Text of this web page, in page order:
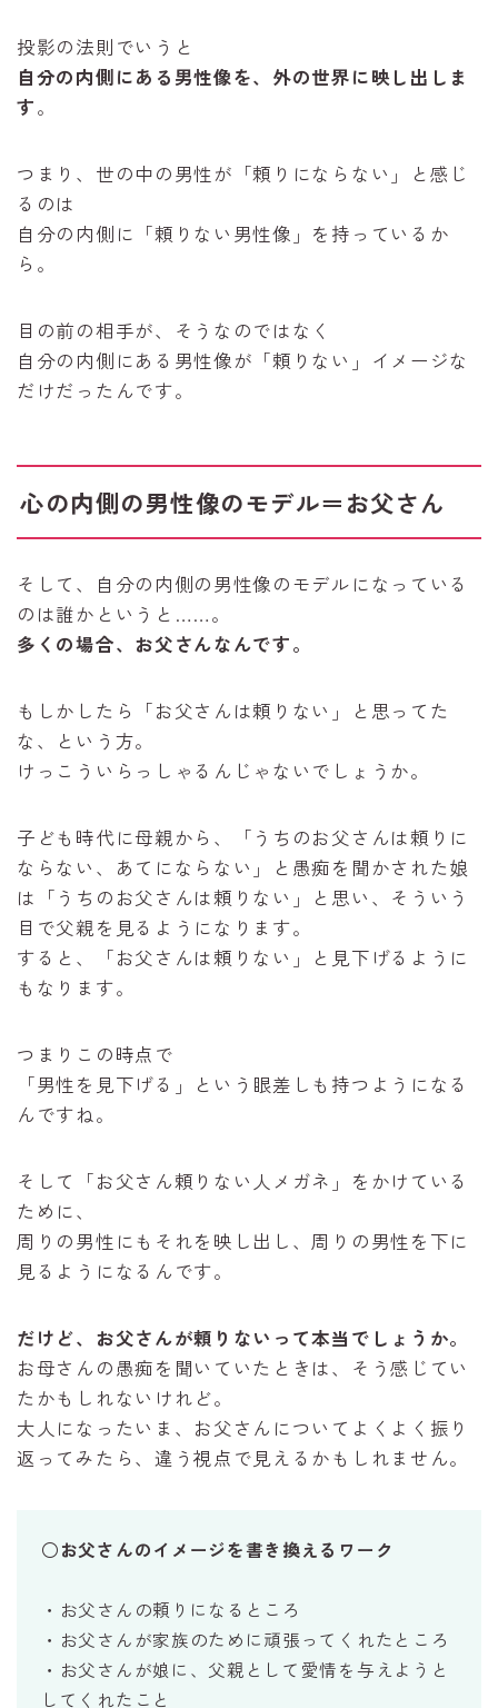
投影の法則でいうと
自分の内側にある男性像を、外の世界に映し出しま
す。
つまり、世の中の男性が「頼りにならない」と感じ
るのは
自分の内側に「頼りない男性像」を持っているか
ら。
目の前の相手が、そうなのではなく
自分の内側にある男性像が「頼りない」イメージな
だけだったんです。
心の内側の男性像のモデル＝お父さん
そして、自分の内側の男性像のモデルになっている
のは誰かというと……。
多くの場合、お父さんなんです。
もしかしたら「お父さんは頼りない」と思ってた
な、という方。
けっこういらっしゃるんじゃないでしょうか。
子ども時代に母親から、「うちのお父さんは頼りに
ならない、あてにならない」と愚痴を聞かされた娘
は「うちのお父さんは頼りない」と思い、そういう
目で父親を見るようになります。
すると、「お父さんは頼りない」と見下げるように
もなります。
つまりこの時点で
「男性を見下げる」という眼差しも持つようになる
んですね。
そして「お父さん頼りない人メガネ」をかけている
ために、
周りの男性にもそれを映し出し、周りの男性を下に
見るようになるんです。
だけど、お父さんが頼りないって本当でしょうか。
お母さんの愚痴を聞いていたときは、そう感じてい
たかもしれないけれど。
大人になったいま、お父さんについてよくよく振り
返ってみたら、違う視点で見えるかもしれません。
○お父さんのイメージを書き換えるワーク
・お父さんの頼りになるところ
・お父さんが家族のために頑張ってくれたところ
・お父さんが娘に、父親として愛情を与えようと
してくれたこと